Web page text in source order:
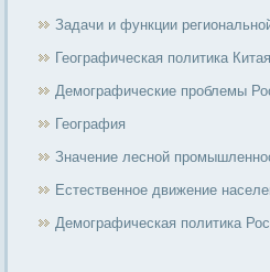
Задачи и функции
Географическая политика Китая
Демографические проблемы
География
Значение лесной
Естественное движение
Демографическая политика